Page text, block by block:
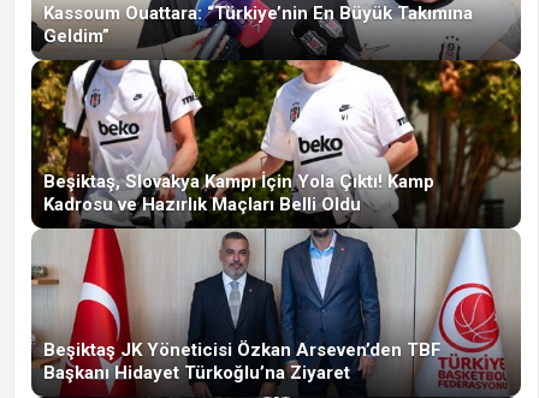
Kassoum Ouattara: “Türkiye’nin En Büyük Takımına
Geldim”
Beşiktaş, Slovakya Kampı İçin Yola Çıktı! Kamp
Kadrosu ve Hazırlık Maçları Belli Oldu
Beşiktaş JK Yöneticisi Özkan Arseven’den TBF
Başkanı Hidayet Türkoğlu’na Ziyaret